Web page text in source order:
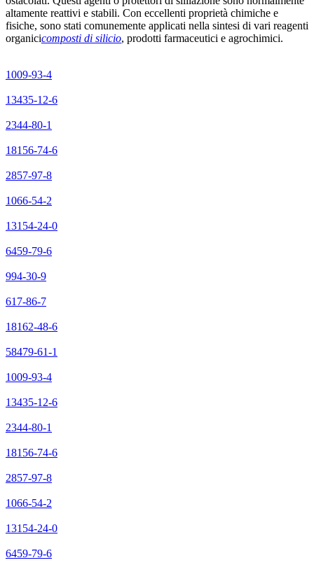
altamente reattivi e stabili. Con eccellenti proprietà chimiche e
fisiche, sono stati comunemente applicati nella sintesi di vari reagenti
organicicomposti di silicio, prodotti farmaceutici e agrochimici.
1009-93-4
13435-12-6
2344-80-1
18156-74-6
2857-97-8
1066-54-2
13154-24-0
6459-79-6
994-30-9
617-86-7
18162-48-6
58479-61-1
1009-93-4
13435-12-6
2344-80-1
18156-74-6
2857-97-8
1066-54-2
13154-24-0
6459-79-6